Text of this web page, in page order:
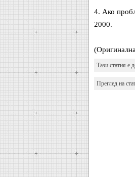
4. Ако
2000.
Тази статия е
Преглед на